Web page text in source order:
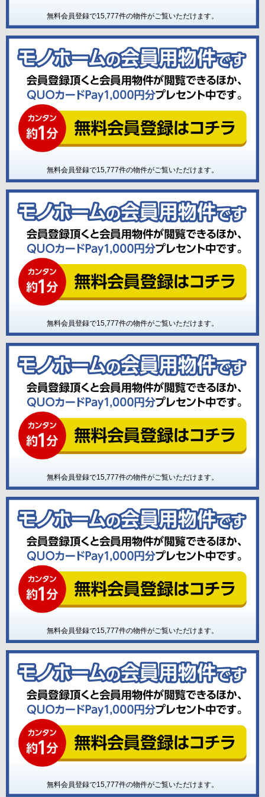
無料会員登録で15,777件の物件がご覧いただけます。
無料会員登録で15,777件の物件がご覧いただけます。
無料会員登録で15,777件の物件がご覧いただけます。
無料会員登録で15,777件の物件がご覧いただけます。
無料会員登録で15,777件の物件がご覧いただけます。
無料会員登録で15,777件の物件がご覧いただけます。